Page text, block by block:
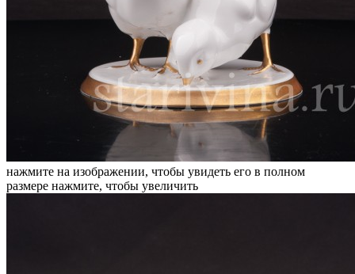
нажмите на изображении, чтобы увидеть его в полном
размере нажмите, чтобы увеличить